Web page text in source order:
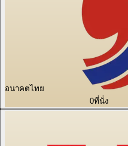
อนาคตไทย
0ที่นั่ง